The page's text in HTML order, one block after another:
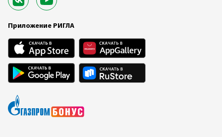
Приложение РИГЛА